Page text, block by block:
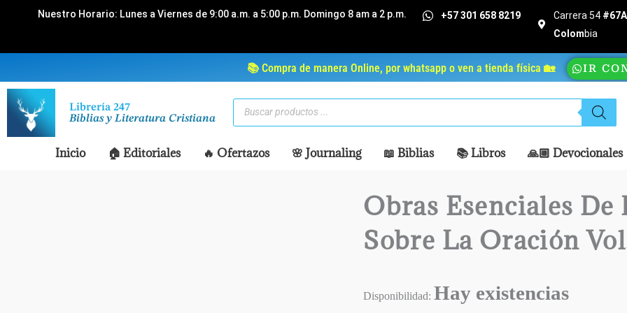
Nuestro Horario: Lunes a Viernes de 9:00 a.m. a 5:00 p.m. Domingo 8 am a 2 p.m. +57 301 658 8219 Carrera 54
Colombia
📚 Compra de manera Online, por whatsapp o ven a tienda física 🏡 IR
Librería 247
Biblias y Literatura Cristiana
Búsqueda
productos
Inicio 🏠 Editoriales 🔥 Ofertazos 🌸 Journaling 📖 Biblias 📚 Libros 🙏🏼 Devocionales
Obras Esenciales De
Sobre La Oración
Disponibilidad: Hay existencias